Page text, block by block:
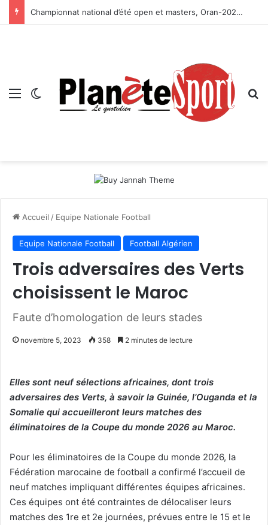
Championnat national d’été open et masters, Oran-2026 — Le CRB s’adjuge le titre
Menu Switch skin
Accueil / Equipe Nationale Football
Equipe Nationale Football Football Algérien
Trois adversaires des Verts
choisissent le Maroc
Faute d’homologation de leurs stades
novembre 5, 2023 358 2 minutes de lecture
Elles sont neuf sélections africaines, dont trois
adversaires des Verts, à savoir la Guinée, l’Ouganda et la
Somalie qui accueilleront leurs matches des
éliminatoires de la Coupe du monde 2026 au Maroc.
Pour les éliminatoires de la Coupe du monde 2026, la
Fédération marocaine de football a confirmé l’accueil de
neuf matches impliquant différentes équipes africaines.
Ces équipes ont été contraintes de délocaliser leurs
matches des 1re et 2e journées, prévues entre le 15 et le